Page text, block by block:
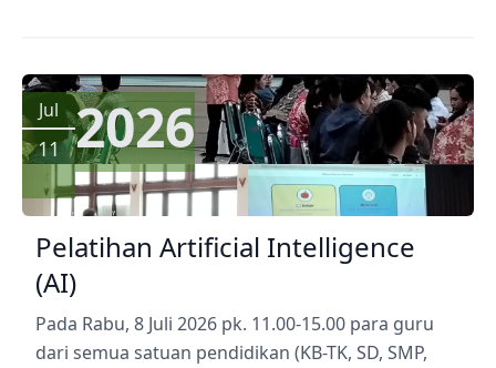
Jul
11 2026
Pelatihan Artificial Intelligence
(AI)
Pada Rabu, 8 Juli 2026 pk. 11.00-15.00 para guru
dari semua satuan pendidikan (KB-TK, SD, SMP,